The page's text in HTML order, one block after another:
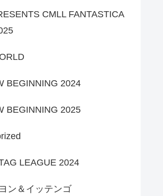
CMLL FANTASTICA
BEGINNING 2024
BEGINNING 2025
LEAGUE 2024
ン＆イッテンゴ